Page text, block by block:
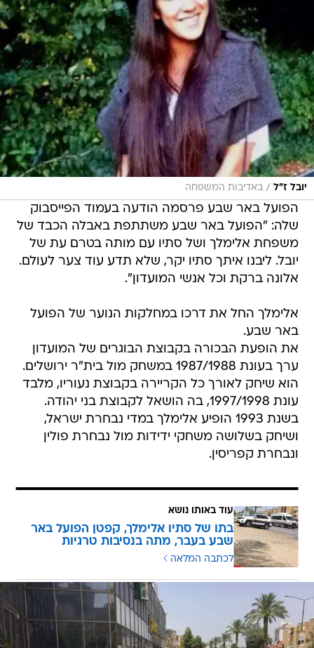
יובל ז"ל / באדיבות המשפחה
הפועל באר שבע פרסמה הודעה בעמוד הפייסבוק
שלה: "הפועל באר שבע משתתפת באבלה הכבד של
משפחת אלימלך ושל סתיו עם מותה בטרם עת של
יובל. ליבנו איתך סתיו יקר, שלא תדע עוד צער לעולם.
אלונה ברקת וכל אנשי המועדון".
אלימלך החל את דרכו במחלקות הנוער של הפועל
באר שבע.
את הופעת הבכורה בקבוצת הבוגרים של המועדון
ערך בעונת 1987/1988 במשחק מול בית"ר ירושלים.
הוא שיחק לאורך כל הקריירה בקבוצת נעוריו, מלבד
עונת 1997/1998, בה הושאל לקבוצת בני יהודה.
בשנת 1993 הופיע אלימלך במדי נבחרת ישראל,
ושיחק בשלושה משחקי ידידות מול נבחרת פולין
ונבחרת קפריסין.
עוד באותו נושא
בתו של סתיו אלימלך, קפטן הפועל באר
שבע בעבר, מתה בנסיבות טרגיות
לכתבה המלאה